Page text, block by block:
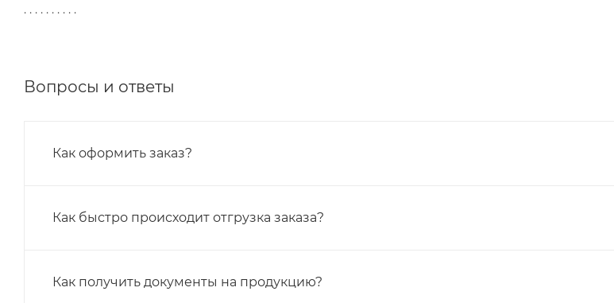
. . . . . . . . . .
Вопросы и ответы
Как оформить заказ?
Как быстро происходит отгрузка заказа?
Как получить документы на продукцию?